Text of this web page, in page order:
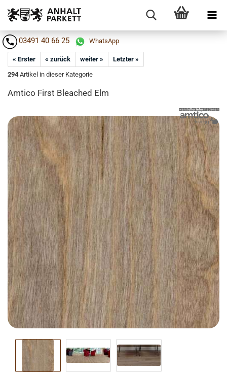
03491 40 66 25 WhatsApp
« Erster « zurück weiter »
Letzter »
294 Artikel in dieser Kategorie
Am­ti­co First Bleached Elm